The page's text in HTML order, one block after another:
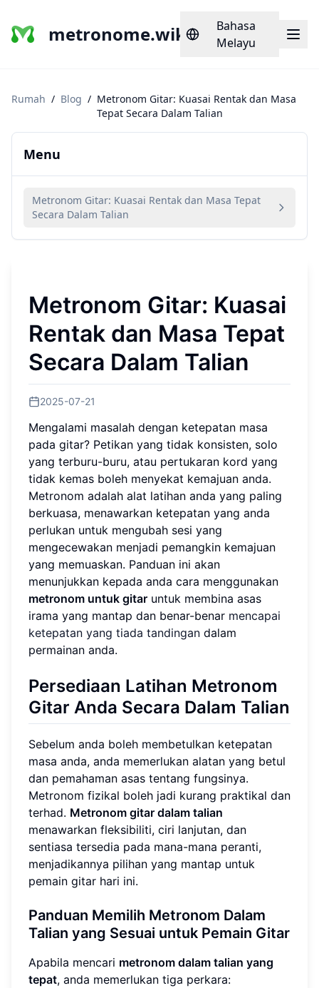
metronome.wiki
Bahasa
Melayu
Rumah / Blog / Metronom Gitar: Kuasai Rentak dan Masa
Tepat Secara Dalam Talian
Menu
Metronom Gitar: Kuasai Rentak dan Masa Tepat
Secara Dalam Talian
Metronom Gitar: Kuasai
Rentak dan Masa Tepat
Secara Dalam Talian
2025-07-21
Mengalami masalah dengan ketepatan masa
pada gitar? Petikan yang tidak konsisten, solo
yang terburu-buru, atau pertukaran kord yang
tidak kemas boleh menyekat kemajuan anda.
Metronom adalah alat latihan anda yang paling
berkuasa, menawarkan ketepatan yang anda
perlukan untuk mengubah sesi yang
mengecewakan menjadi pemangkin kemajuan
yang memuaskan. Panduan ini akan
menunjukkan kepada anda cara menggunakan
metronom untuk gitar untuk membina asas
irama yang mantap dan benar-benar mencapai
ketepatan yang tiada tandingan dalam
permainan anda.
Persediaan Latihan Metronom
Gitar Anda Secara Dalam Talian
Sebelum anda boleh membetulkan ketepatan
masa anda, anda memerlukan alatan yang betul
dan pemahaman asas tentang fungsinya.
Metronom fizikal boleh jadi kurang praktikal dan
terhad. Metronom gitar dalam talian
menawarkan fleksibiliti, ciri lanjutan, dan
sentiasa tersedia pada mana-mana peranti,
menjadikannya pilihan yang mantap untuk
pemain gitar hari ini.
Panduan Memilih Metronom Dalam
Talian yang Sesuai untuk Pemain Gitar
Apabila mencari metronom dalam talian yang
tepat, anda memerlukan tiga perkara: